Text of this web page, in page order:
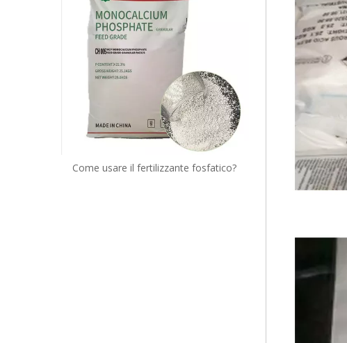
Come usare il fertilizzante fosfatico?